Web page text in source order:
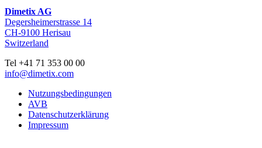
Dimetix AG
Degersheimerstrasse 14
CH-9100 Herisau
Switzerland
Tel +41 71 353 00 00
info@dimetix.com
Nutzungsbedingungen
AVB
Datenschutzerklärung
Impressum